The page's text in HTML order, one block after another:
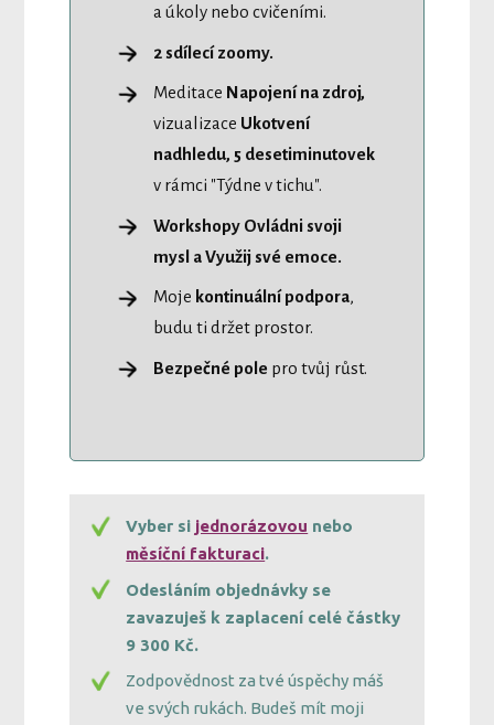
a úkoly nebo cvičeními.
2 sdílecí zoomy.
Meditace Napojení na zdroj,
vizualizace Ukotvení
nadhledu, 5 desetiminutovek
v rámci "Týdne v tichu".
Workshopy Ovládni svoji
mysl a Využij své emoce.
Moje kontinuální podpora,
budu ti držet prostor.
Bezpečné pole pro tvůj růst.
Vyber si jednorázovou nebo
měsíční fakturaci.
Odesláním objednávky se
zavazuješ k zaplacení celé částky
9 300 Kč.
Zodpovědnost za tvé úspěchy máš
ve svých rukách. Budeš mít moji